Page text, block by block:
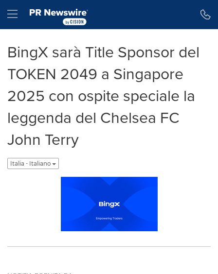
Hamburger menu
BingX sarà Title Sponsor del
TOKEN 2049 a Singapore
2025 con ospite speciale la
leggenda del Chelsea FC
John Terry
Italia - Italiano